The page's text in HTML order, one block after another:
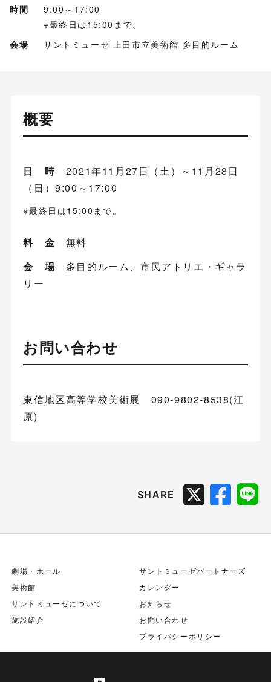
時間
9:00～17:00
※最終日は15:00まで。
会場
サントミューゼ 上田市立美術館 多目的ルーム
概要
日 時 2021年11月27日（土）～11月28日
（日）9:00～17:00
※最終日は15:00まで。
料 金 無料
会 場 多目的ルーム、市民アトリエ・ギャラ
リー
お問い合わせ
東信地区高等学校美術展 090-9802-8538(江
原)
SHARE
劇場・ホール
美術館
サントミューゼについて
施設紹介
サントミューゼパートナーズ
カレンダー
お知らせ
お問い合わせ
プライバシーポリシー